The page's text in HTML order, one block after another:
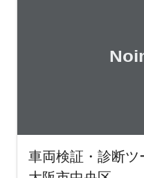
車両検証・診断